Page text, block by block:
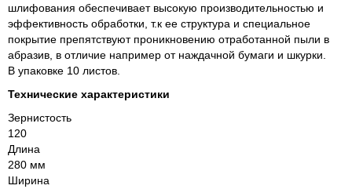
шлифования обеспечивает высокую производительностью и
эффективность обработки, т.к ее структура и специальное
покрытие препятствуют проникновению отработанной пыли в
абразив, в отличие например от наждачной бумаги и шкурки.
В упаковке 10 листов.
Технические характеристики
Зернистость
120
Длина
280 мм
Ширина